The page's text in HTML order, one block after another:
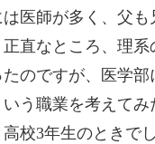
医師が多く、父も
直なところ、理系
のですが、医学部
う職業を考えてみ
校3年生のときでし